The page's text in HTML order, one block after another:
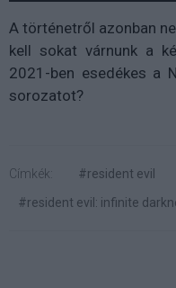
A történetről azonban
kell sokat várnunk a
2021-ben esedékes a
sorozatot?
Címkék: #resident evil
#resident evil: infinite